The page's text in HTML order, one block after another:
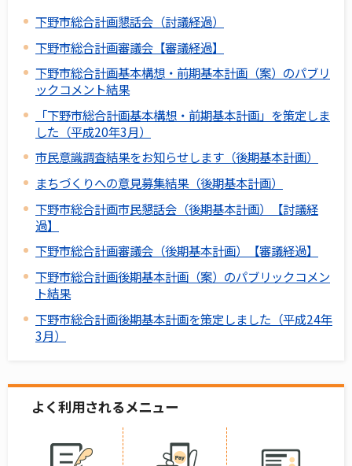
下野市総合計画懇話会（討議経過）
下野市総合計画審議会【審議経過】
下野市総合計画基本構想・前期基本計画（案）のパブリ
ックコメント結果
「下野市総合計画基本構想・前期基本計画」を策定しま
した（平成20年3月）
市民意識調査結果をお知らせします（後期基本計画）
まちづくりへの意見募集結果（後期基本計画）
下野市総合計画市民懇話会（後期基本計画）【討議経
過】
下野市総合計画審議会（後期基本計画）【審議経過】
下野市総合計画後期基本計画（案）のパブリックコメン
ト結果
下野市総合計画後期基本計画を策定しました（平成24年
3月）
よく利用されるメニュー